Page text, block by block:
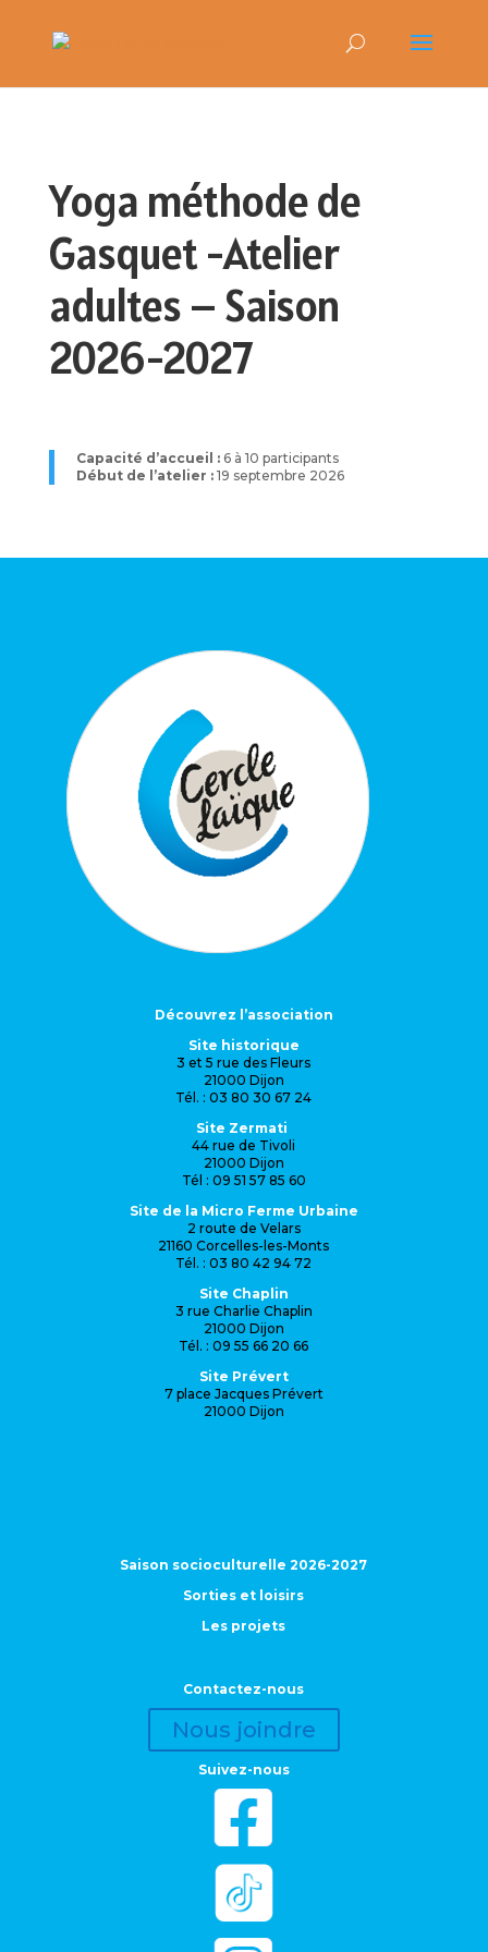
Yoga méthode de
Gasquet -Atelier
adultes – Saison
2026-2027
Capacité d’accueil :6 à 10 participants
Début de l’atelier :19 septembre 2026
Découvrez l’association
Site historique
3 et 5 rue des Fleurs
21000 Dijon
Tél. : 03 80 30 67 24
Site Zermati
44 rue de Tivoli
21000 Dijon
Tél : 09 51 57 85 60
Site de la Micro Ferme Urbaine
2 route de Velars
21160 Corcelles-les-Monts
Tél. : 03 80 42 94 72
Site Chaplin
3 rue Charlie Chaplin
21000 Dijon
Tél. : 09 55 66 20 66
Site Prévert
7 place Jacques Prévert
21000 Dijon
Saison socioculturelle 2026-2027
Sorties et loisirs
Les projets
Contactez-nous
Nous joindre
Suivez-nous